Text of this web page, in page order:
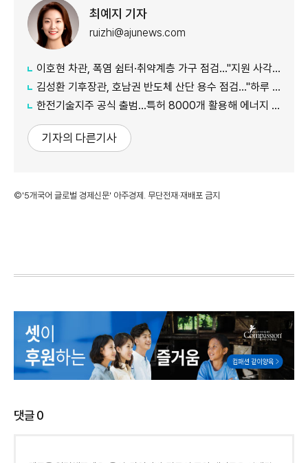
최예지 기자
ruizhi@ajunews.com
이호현 차관, 폭염 쉼터·취약계층 가구 점검…"지원 사각지대 최소화"
김성환 기후장관, 호남권 반도체 산단 용수 점검…"하루 30만t 재이용수 공급"
한전기술지주 공식 출범…특허 8000개 활용해 에너지 유니콘 키운다
기자의 다른기사
©'5개국어 글로벌 경제신문' 아주경제. 무단전재·재배포 금지
댓글0